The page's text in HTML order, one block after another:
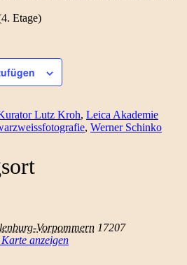
Etage)
Lutz Kroh, Leica Akademie
, Werner Schinko
Vorpommern 17207
anzeigen